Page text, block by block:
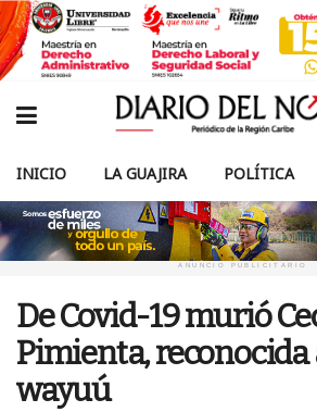
INICIO LA GUAJIRA POLÍTICA
ANUNCIO PUBLICITARIO
De Covid-19 murió
Pimienta,
wayuú